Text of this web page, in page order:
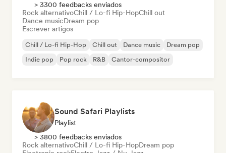
> 3300 feedbacks enviados
Rock alternativoChill / Lo-fi Hip-HopChill out
Dance musicDream pop
Escrever artigos
Chill / Lo-fi Hip-Hop Chill out Dance music
Dream pop
Indie pop
Pop rock R&B Cantor-compositor
Sound Safari Playlists
Playlist
> 3800 feedbacks enviados
Rock alternativoChill / Lo-fi Hip-HopDream pop